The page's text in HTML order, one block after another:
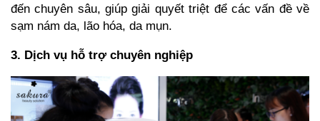
đến chuyên sâu, giúp giải quyết triệt để các vấn đề về
sạm nám da, lão hóa, da mụn.
3. Dịch vụ hỗ trợ chuyên nghiệp